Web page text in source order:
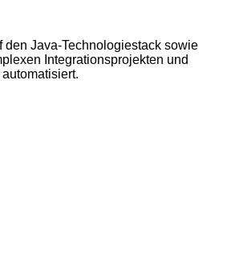
den Java-Technologiestack sowie
Integrationsprojekten und